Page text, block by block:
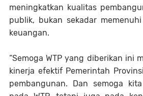
meningkatkan kualitas
publik, bukan sekadar
keuangan.
“Semoga WTP yang diberikan ini
kinerja efektif Pemerintah
pembangunan. Dan semoga